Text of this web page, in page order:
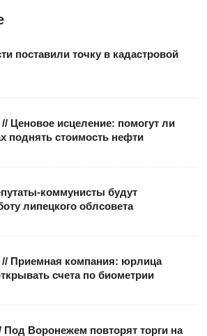
поставили точку в кадастровой
// Ценовое исцеление: помогут ли
поднять стоимость нефти
коммунисты будут
липецкого облсовета
// Приемная компания: юрлица
счета по биометрии
Воронежем повторят торги на